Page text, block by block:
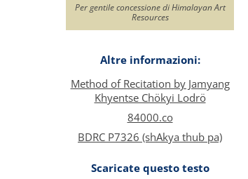
Per gentile concessione di Himalayan Art
Resources
Altre informazioni:
Method of Recitation by Jamyang
Khyentse Chökyi Lodrö
84000.co
BDRC P7326 (shAkya thub pa)
Scaricate questo testo